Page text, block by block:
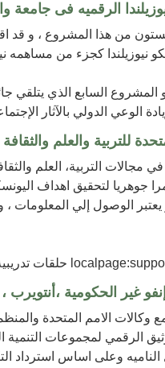
الرقميه فى جامعة
من هذا المشروع ، و قد
نيوزيلندا كجزء من مساهمه
السابع الذي يتلقي
الوعي الدولي بالآثار
للتربية والعلم
مجالات التربية، العلم
جوهريا لتحقيق اهداف
الوصول إلي المعلومات ،
غير الحكومية ،أنتويرب ،
وكالات الامم المتحدة
الرقمي لمجموعات التنمية
وعلى اساس استرداد